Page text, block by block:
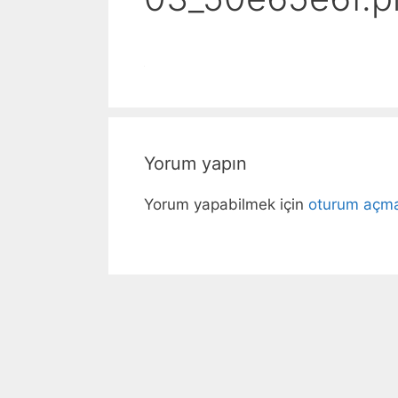
Yorum yapın
Yorum yapabilmek için oturum